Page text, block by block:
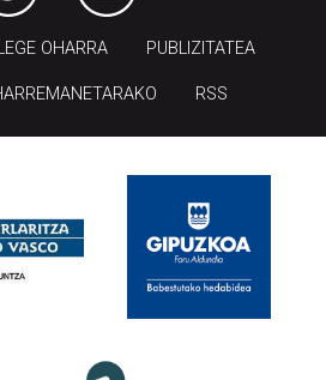
OHARRA PUBLIZITATEA
RSS